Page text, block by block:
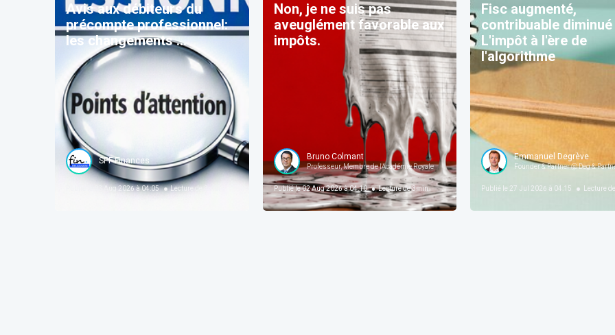
Avis aux débiteurs du
précompte professionnel:
les changements ...
SPF Finances
03 Aug 2026 à 04:05 Lecture de
​Non, je ne suis pas
aveuglément favorable aux
impôts.
Bruno Colmant
Professeur, Membre de l'Académie Royale
Publié le02 Aug 2026 à 04:10 Lecture de3min
Fisc augmenté,
contribuable diminué
L'impôt à l'ère de
l'algorithme
Emmanuel Degrève
Founder & Partner @ Deg &
Publié le 27 Jul 2026 à 04:15 Lecture de